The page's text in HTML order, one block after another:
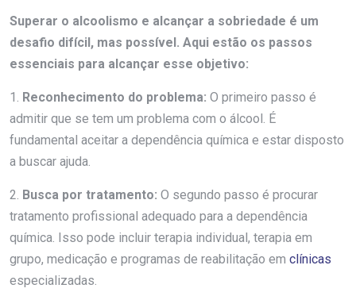
Superar o alcoolismo e alcançar a sobriedade é um
desafio difícil, mas possível. Aqui estão os passos
essenciais para alcançar esse objetivo:
1. Reconhecimento do problema: O primeiro passo é
admitir que se tem um problema com o álcool. É
fundamental aceitar a dependência química e estar disposto
a buscar ajuda.
2. Busca por tratamento: O segundo passo é procurar
tratamento profissional adequado para a dependência
química. Isso pode incluir terapia individual, terapia em
grupo, medicação e programas de reabilitação em clínicas
especializadas.